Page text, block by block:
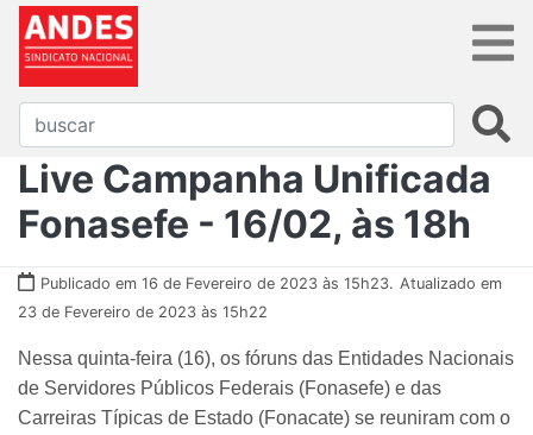
Live Campanha Unificada
Fonasefe - 16/02, às 18h
Publicado em 16 de Fevereiro de 2023 às 15h23. Atualizado em
23 de Fevereiro de 2023 às 15h22
Nessa quinta-feira (16), os fóruns das Entidades Nacionais
de Servidores Públicos Federais (Fonasefe) e das
Carreiras Típicas de Estado (Fonacate) se reuniram com o